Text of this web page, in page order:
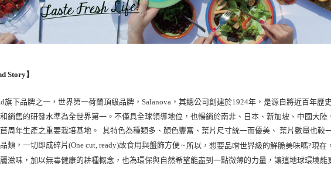
Story】
旗下品牌之一，世界第一荷蘭頂級品牌，Salanova，其總公司創建於1924年，是源自將近百年歷
銷售的研發水準為全世界第一。不僅具全球領導地位，也暢銷於南非、日本、新加坡、中國大
周年生產之重要栽培基地。
其特色為種類多、顏色豐富、葉片尺寸統一而優美、 葉片數量也較
類，一切即成碎片(One cut, ready)故食用與盤飾方便~ 所以，想要品嚐世界級的鮮脆美味嗎?現
滋味，加以無毒健康的耕種概念，也為環保與自然希望能盡到一點微薄的力量，讓這地球環境能